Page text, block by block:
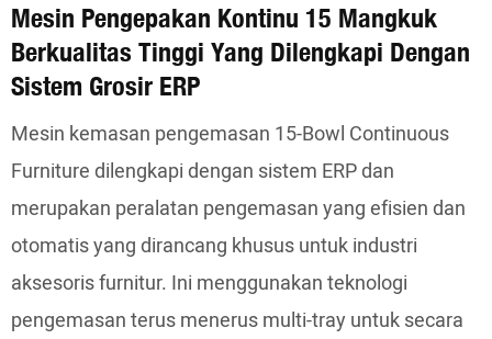
Mesin Pengepakan Kontinu 15 Mangkuk
Berkualitas Tinggi Yang Dilengkapi Dengan
Sistem Grosir ERP
Mesin kemasan pengemasan 15-Bowl Continuous
Furniture dilengkapi dengan sistem ERP dan
merupakan peralatan pengemasan yang efisien dan
otomatis yang dirancang khusus untuk industri
aksesoris furnitur. Ini menggunakan teknologi
pengemasan terus menerus multi-tray untuk secara